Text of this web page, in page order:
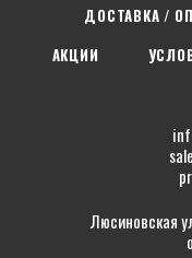
ДОСТАВКА /
АКЦИИ
Люсиновская